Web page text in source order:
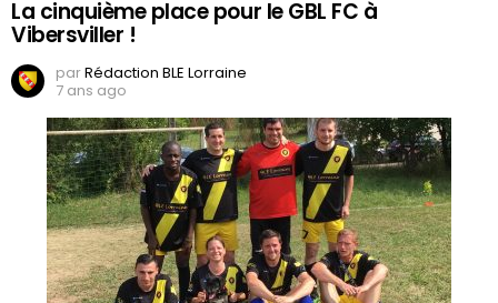
La cinquième place pour le GBL FC à
Vibersviller !
parRédaction BLE Lorraine
7 ans ago